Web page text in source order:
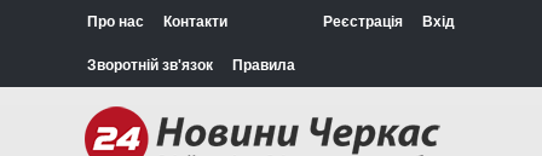
Про нас Контакти
Зворотній зв'язок Правила
Реєстрація Вхід